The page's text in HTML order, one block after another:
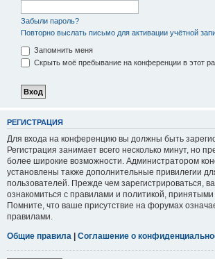
Забыли пароль?
Повторно выслать письмо для активации учётной
Запомнить меня
Скрыть моё пребывание на конференции в этот
РЕГИСТРАЦИЯ
Для входа на конференцию вы должны быть
Регистрация занимает всего несколько минут, но
более широкие возможности. Администратором
установлены также дополнительные привилегии
пользователей. Прежде чем зарегистрироваться,
ознакомиться с правилами и политикой,
Помните, что ваше присутствие на форумах
правилами.
Общие правила | Соглашение о